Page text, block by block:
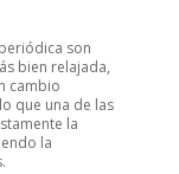
son
bien relajada,
cambio
que una de las
la
la